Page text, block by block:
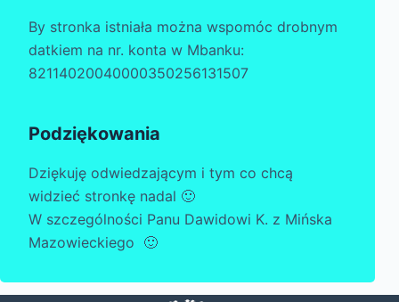
By stronka istniała można wspomóc drobnym
datkiem na nr. konta w Mbanku:
82114020040000350256131507
Podziękowania
Dziękuję odwiedzającym i tym co chcą
widzieć stronkę nadal 🙂
W szczególności Panu Dawidowi K. z Mińska
Mazowieckiego 🙂